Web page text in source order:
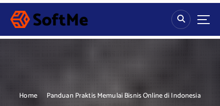
S
p
Home Panduan Praktis Memulai Bisnis Online di Indonesia